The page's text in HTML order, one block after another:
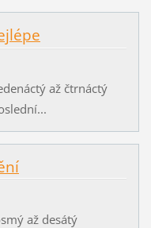
až čtrnáctý
až desátý